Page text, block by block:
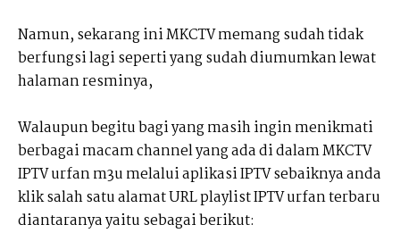
Namun, sekarang ini MKCTV memang sudah tidak
berfungsi lagi seperti yang sudah diumumkan lewat
halaman resminya,
Walaupun begitu bagi yang masih ingin menikmati
berbagai macam channel yang ada di dalam MKCTV
IPTV urfan m3u melalui aplikasi IPTV sebaiknya anda
klik salah satu alamat URL playlist IPTV urfan terbaru
diantaranya yaitu sebagai berikut: